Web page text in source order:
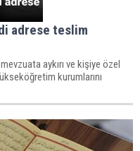
adrese teslim
aykırı ve kişiye özel
kurumlarını